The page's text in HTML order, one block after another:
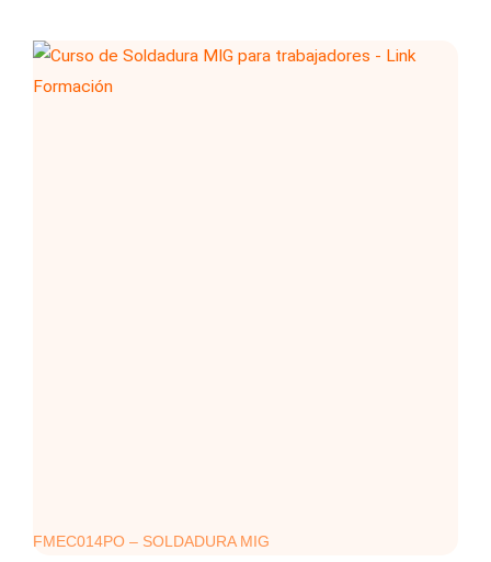
FMEC014PO – SOLDADURA MIG